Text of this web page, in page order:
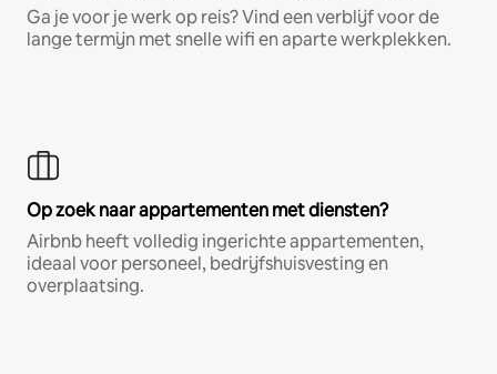
Ga je voor je werk op reis? Vind een verblijf voor de
lange termijn met snelle wifi en aparte werkplekken.
Op zoek naar appartementen met diensten?
Airbnb heeft volledig ingerichte appartementen,
ideaal voor personeel, bedrijfshuisvesting en
overplaatsing.